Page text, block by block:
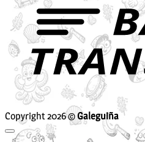
Copyright 2026 ©Galeguiña